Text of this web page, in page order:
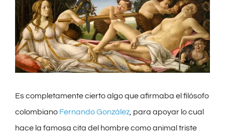
Ver
imagen
más
grande
Es completamente cierto algo que afirmaba el filósofo
colombiano Fernando González, para apoyar lo cual
hace la famosa cita del hombre como animal triste